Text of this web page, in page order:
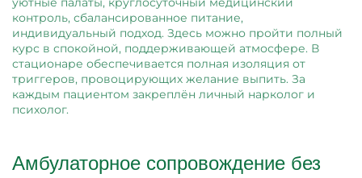
контроль, сбалансированное питание,
индивидуальный подход. Здесь можно пройти полный
курс в спокойной, поддерживающей атмосфере. В
стационаре обеспечивается полная изоляция от
триггеров, провоцирующих желание выпить. За
каждым пациентом закреплён личный нарколог и
психолог.
Амбулаторное сопровождение без